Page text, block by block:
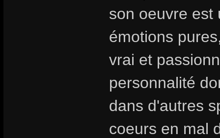
son oeuvre est
émotions
vrai et
personnalité
dans d'autres
coeurs en mal